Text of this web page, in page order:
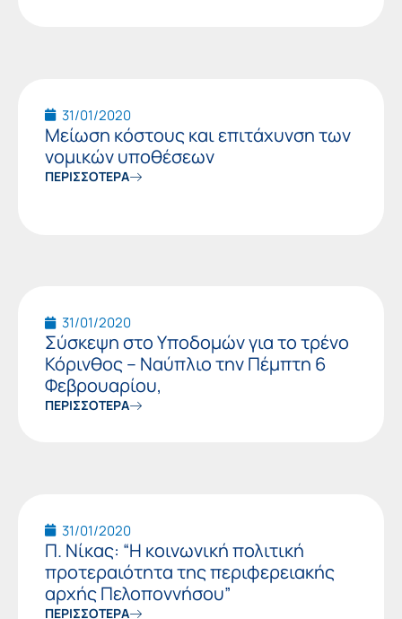
31/01/2020
Μείωση κόστους και επιτάχυνση των
νομικών υποθέσεων
ΠΕΡΙΣΣΟΤΕΡΑ
31/01/2020
Σύσκεψη στο Υποδομών για το τρένο
Κόρινθος – Ναύπλιο την Πέμπτη 6
Φεβρουαρίου,
ΠΕΡΙΣΣΟΤΕΡΑ
31/01/2020
Π. Νίκας: “Η κοινωνική πολιτική
προτεραιότητα της περιφερειακής
αρχής Πελοποννήσου”
ΠΕΡΙΣΣΟΤΕΡΑ